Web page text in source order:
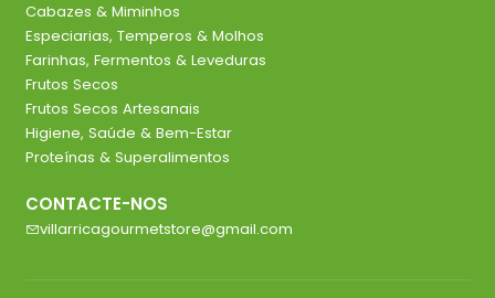
Cabazes & Miminhos
Especiarias, Temperos & Molhos
Farinhas, Fermentos & Leveduras
Frutos Secos
Frutos Secos Artesanais
Higiene, Saúde & Bem-Estar
Proteínas & Superalimentos
CONTACTE-NOS
villarricagourmetstore@gmail.com